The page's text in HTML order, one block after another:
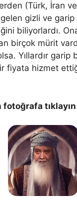
(Türk, İran
gizli ve garip
biliyorlardı.
birçok mürit
Yıllardır
fiyata hizmet
tıklayın